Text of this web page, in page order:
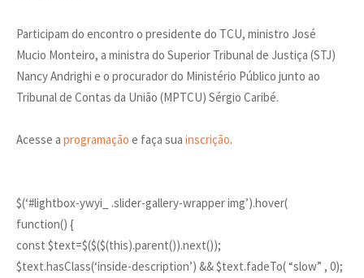
Participam do encontro o presidente do TCU, ministro José
Mucio Monteiro, a ministra do Superior Tribunal de Justiça (STJ)
Nancy Andrighi e o procurador do Ministério Público junto ao
Tribunal de Contas da União (MPTCU) Sérgio Caribé.
Acesse a programação e faça sua inscrição.
$(‘#lightbox-ywyi_ .slider-gallery-wrapper img’).hover(
function() {
const $text=$($($(this).parent()).next());
$text.hasClass(‘inside-description’) && $text.fadeTo( “slow” , 0);